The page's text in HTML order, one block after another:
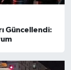
Güncellendi: